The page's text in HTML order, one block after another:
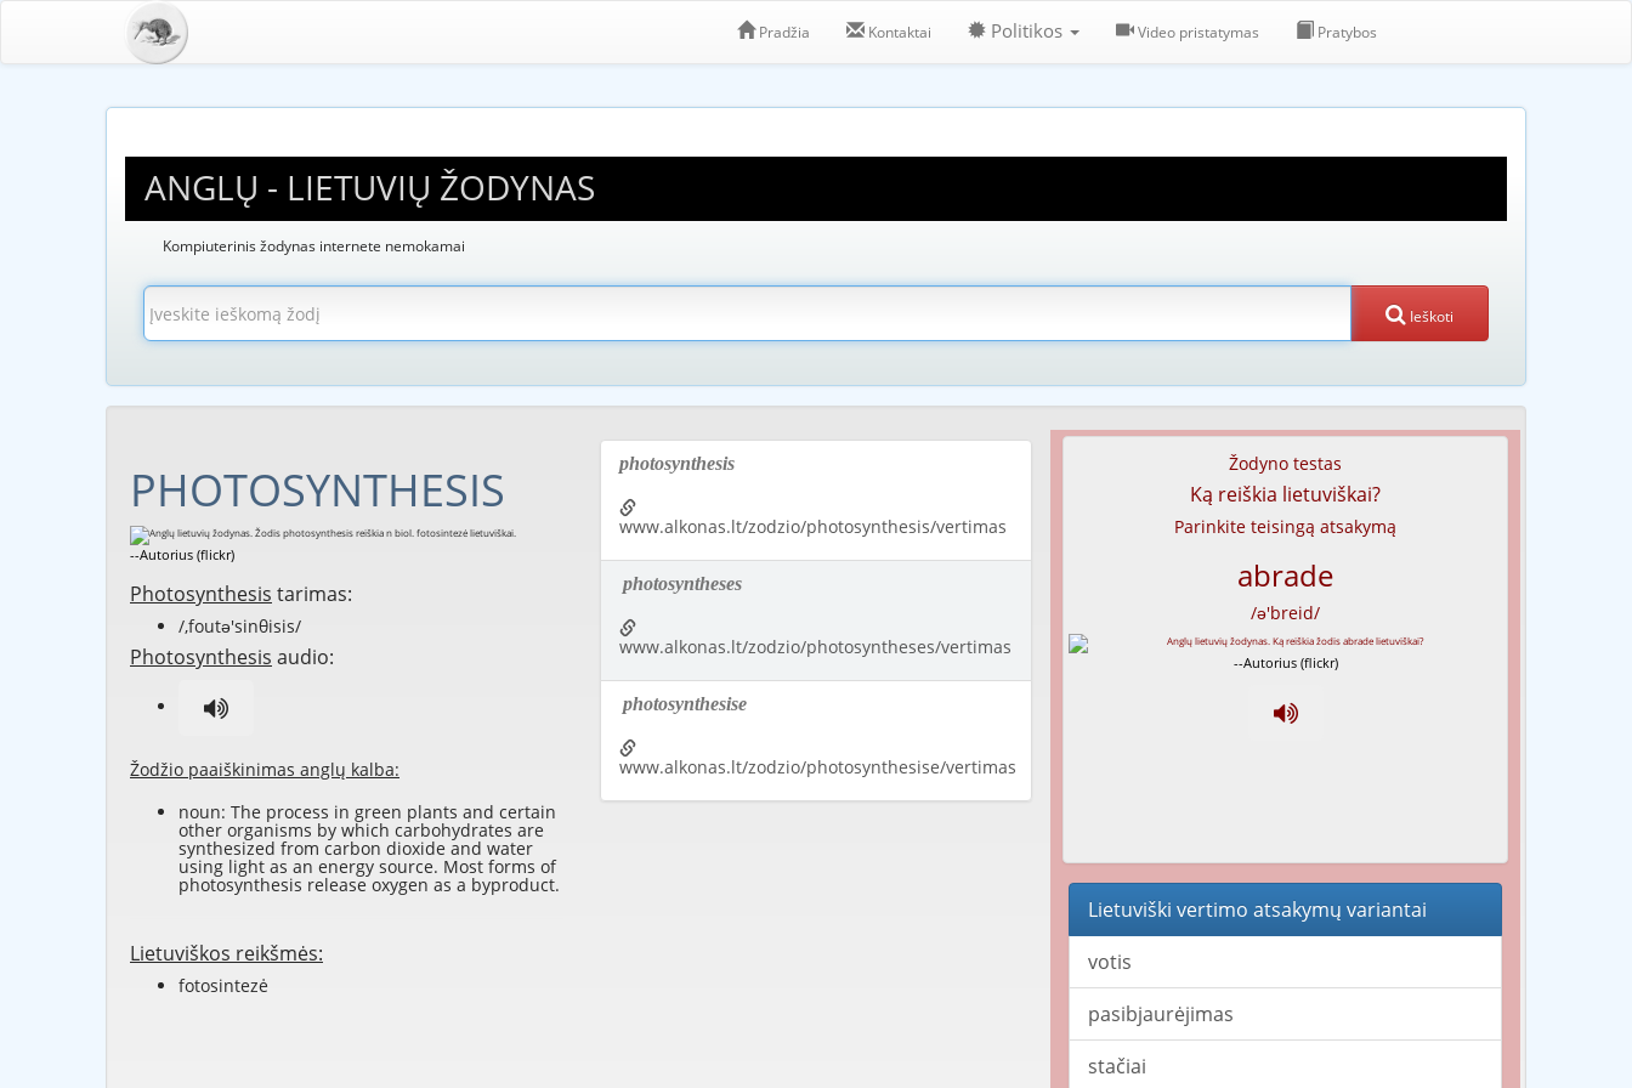
Pradžia Kontaktai Politikos Video pristatymas Pratybos
ANGLŲ - LIETUVIŲ ŽODYNAS
Kompiuterinis žodynas internete nemokamai
Ieškoti
PHOTOSYNTHESIS
--Autorius (flickr)
Photosynthesis tarimas:
/,foutə'sinθisis/
Photosynthesis audio:
Žodžio paaiškinimas anglų kalba:
noun: The process in green plants and certain
other organisms by which carbohydrates are
synthesized from carbon dioxide and water
using light as an energy source. Most forms of
photosynthesis release oxygen as a byproduct.
Lietuviškos reikšmės:
fotosintezė
photosynthesis
www.alkonas.lt/zodzio/photosynthesis/vertimas
photosyntheses
www.alkonas.lt/zodzio/photosyntheses/vertimas
photosynthesise
www.alkonas.lt/zodzio/photosynthesise/vertimas
Žodyno testas
Ką reiškia lietuviškai?
Parinkite teisingą atsakymą
abrade
/ə'breid/
--Autorius (flickr)
Lietuviški vertimo atsakymų variantai
votis
pasibjaurėjimas
stačiai